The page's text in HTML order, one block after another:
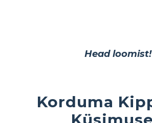
Head loomist!
Korduma